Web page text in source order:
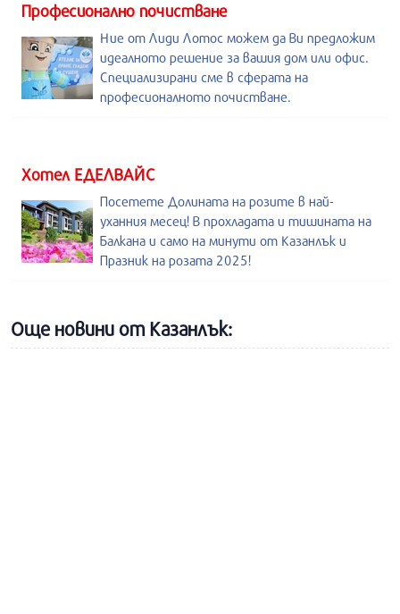
Професионално почистване
Ние от Лиди Лотос можем да Ви предложим
идеалното решение за вашия дом или офис.
Специализирани сме в сферата на
професионалното почистване.
Хотел ЕДЕЛВАЙС
Посетете Долината на розите в най-
уханния месец! В прохладата и тишината на
Балкана и само на минути от Казанлък и
Празник на розата 2025!
Още новини от Казанлък: